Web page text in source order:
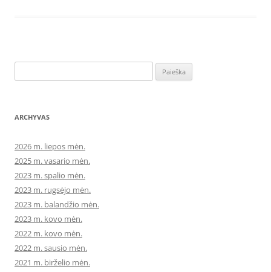
ARCHYVAS
2026 m. liepos mėn.
2025 m. vasario mėn.
2023 m. spalio mėn.
2023 m. rugsėjo mėn.
2023 m. balandžio mėn.
2023 m. kovo mėn.
2022 m. kovo mėn.
2022 m. sausio mėn.
2021 m. birželio mėn.